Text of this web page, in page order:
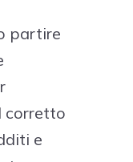
partire
corretto
e